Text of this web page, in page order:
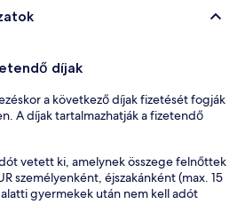
díjak
a következő díjak fizetését fogják
A díjak tartalmazhatják a fizetendő
vetett ki, amelynek összege felnőttek
személyenként, éjszakánként (max. 15
alatti gyermekek után nem kell adót